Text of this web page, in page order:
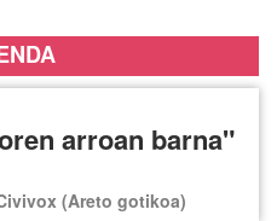
arroan barna"
(Areto gotikoa)